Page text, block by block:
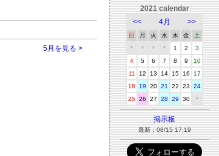
5月を見る >
2021 calendar
<<
4月 >>
日 月 火 水 木 金
土
＊
＊ ＊ ＊ 1 2
3
4
5 6 7 8 9
10
11
12 13 14 15 16
17
18
19 20 21 22 23
24
25 26 27 28 29 30 ＊
掲示板
最新：08/15 17:19